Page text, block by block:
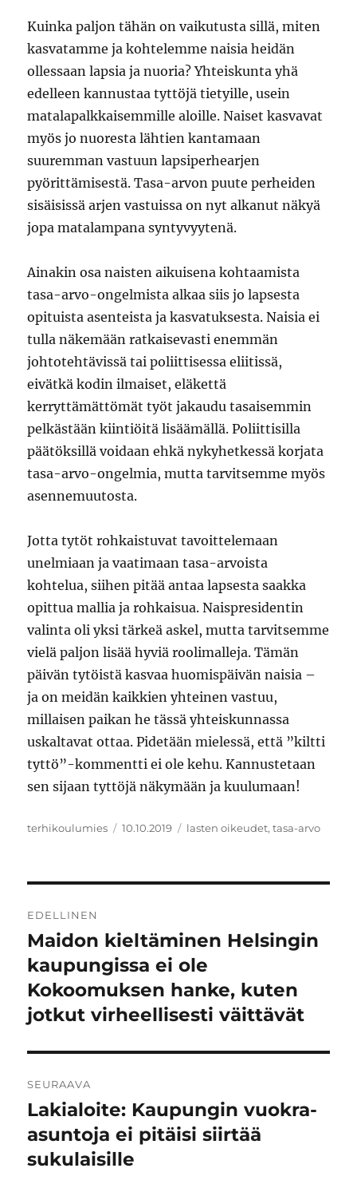
Kuinka paljon tähän on vaikutusta sillä, miten
kasvatamme ja kohtelemme naisia heidän
ollessaan lapsia ja nuoria? Yhteiskunta yhä
edelleen kannustaa tyttöjä tietyille, usein
matalapalkkaisemmille aloille. Naiset kasvavat
myös jo nuoresta lähtien kantamaan
suuremman vastuun lapsiperhearjen
pyörittämisestä. Tasa-arvon puute perheiden
sisäisissä arjen vastuissa on nyt alkanut näkyä
jopa matalampana syntyvyytenä.
Ainakin osa naisten aikuisena kohtaamista
tasa-arvo-ongelmista alkaa siis jo lapsesta
opituista asenteista ja kasvatuksesta. Naisia ei
tulla näkemään ratkaisevasti enemmän
johtotehtävissä tai poliittisessa eliitissä,
eivätkä kodin ilmaiset, eläkettä
kerryttämättömät työt jakaudu tasaisemmin
pelkästään kiintiöitä lisäämällä. Poliittisilla
päätöksillä voidaan ehkä nykyhetkessä korjata
tasa-arvo-ongelmia, mutta tarvitsemme myös
asennemuutosta.
Jotta tytöt rohkaistuvat tavoittelemaan
unelmiaan ja vaatimaan tasa-arvoista
kohtelua, siihen pitää antaa lapsesta saakka
opittua mallia ja rohkaisua. Naispresidentin
valinta oli yksi tärkeä askel, mutta tarvitsemme
vielä paljon lisää hyviä roolimalleja. Tämän
päivän tytöistä kasvaa huomispäivän naisia –
ja on meidän kaikkien yhteinen vastuu,
millaisen paikan he tässä yhteiskunnassa
uskaltavat ottaa. Pidetään mielessä, että ”kiltti
tyttö”-kommentti ei ole kehu. Kannustetaan
sen sijaan tyttöjä näkymään ja kuulumaan!
Kirjoittaja
terhikoulumies Julkaistu
10.10.2019 Avainsanat
lasten oikeudet,tasa-arvo
selaus
EDELLINEN
Edellinen
artikkeli:
Maidon kieltäminen Helsingin
kaupungissa ei ole
Kokoomuksen hanke, kuten
jotkut virheellisesti väittävät
SEURAAVA
Seuraava
artikkeli:
Lakialoite: Kaupungin vuokra-
asuntoja ei pitäisi siirtää
sukulaisille